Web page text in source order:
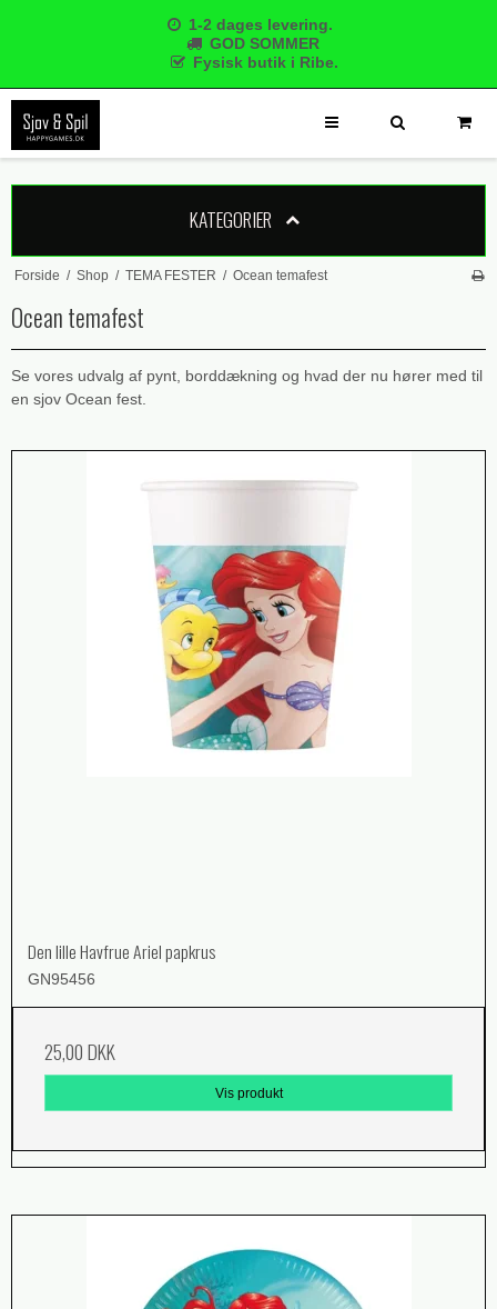
1-2 dages levering.
GOD SOMMER
Fysisk butik i Ribe.
KATEGORIER
Forside / Shop / TEMA FESTER / Ocean temafest
Ocean temafest
Se vores udvalg af pynt, borddækning og hvad der nu hører med til
en sjov Ocean fest.
Den lille Havfrue Ariel papkrus
GN95456
25,00 DKK
Vis produkt